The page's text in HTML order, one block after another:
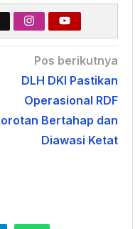
Pos berikutnya
DLH DKI Pastikan
Operasional RDF
Bertahap dan
Diawasi Ketat